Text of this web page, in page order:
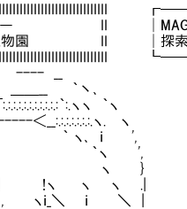
（金）―夜― II │MAG
園 II │探索：7
丶､
:.ヽヽ ｀ヽ
ヽ. ヽ
､ ｉ ',
ヽ ',
| ヽ }
ヽ ヽ .|
＼ ｉ ＼ |